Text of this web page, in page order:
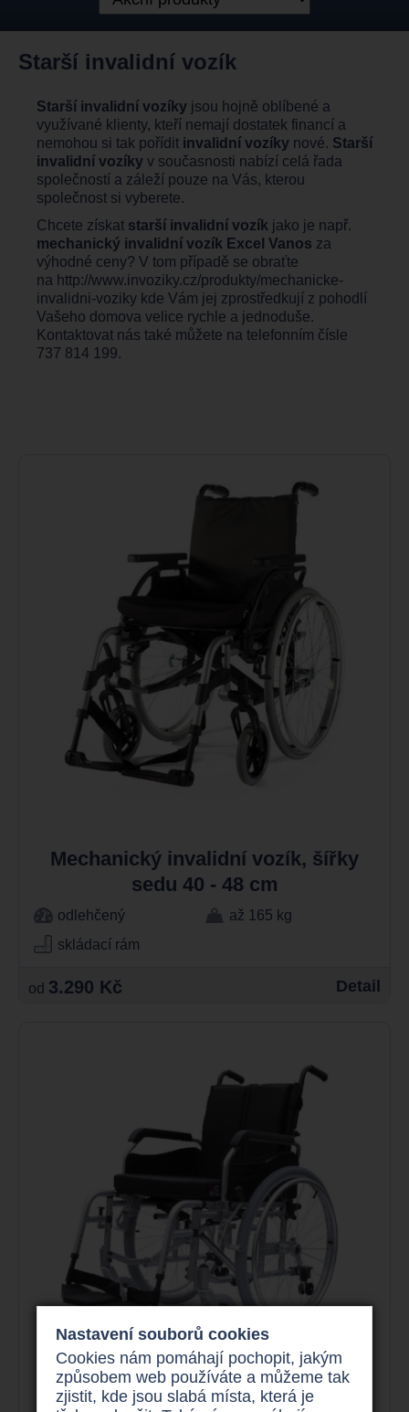
Starší invalidní vozík
Starší invalidní vozíky jsou hojně oblíbené a
využívané klienty, kteří nemají dostatek financí a
nemohou si tak pořídit invalidní vozíky nové. Starší
invalidní vozíky v současnosti nabízí celá řada
společností a záleží pouze na Vás, kterou
společnost si vyberete.
Chcete získat starší invalidní vozík jako je např.
mechanický invalidní vozík Excel Vanos za
výhodné ceny? V tom případě se obraťte
na http://www.invoziky.cz/produkty/mechanicke-
invalidni-voziky kde Vám jej zprostředkují z pohodlí
Vašeho domova velice rychle a jednoduše.
Kontaktovat nás také můžete na telefonním čísle
737 814 199.
Mechanický invalidní vozík, šířky
sedu 40 - 48 cm
odlehčený
až 165 kg
skládací rám
od 3.290 Kč Detail
Nastavení souborů cookies
Cookies nám pomáhají pochopit, jakým
způsobem web používáte a můžeme tak
zjistit, kde jsou slabá místa, která je